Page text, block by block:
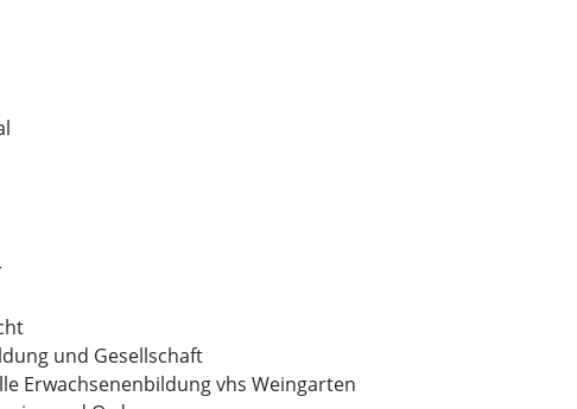
und Gesellschaft
Erwachsenenbildung vhs Weingarten